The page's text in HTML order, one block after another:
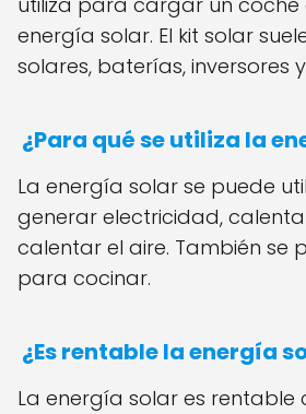
energía solar. El kit solar
solares, baterías, inversores
¿Para qué se utiliza la
La energía solar se puede
generar electricidad,
calentar el aire. También se
para cocinar.
¿Es rentable la energía
La energía solar es rentable